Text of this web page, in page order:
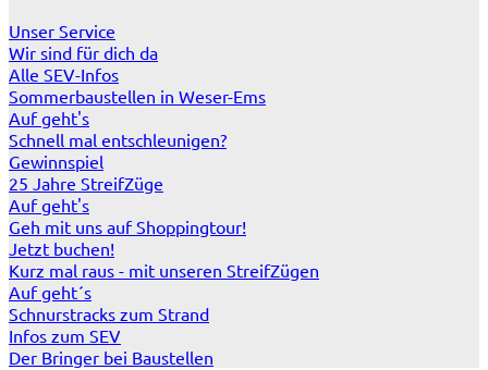
Unser Service
Wir sind für dich da
Alle SEV-Infos
Sommerbaustellen in Weser-Ems
Auf geht's
Schnell mal entschleunigen?
Gewinnspiel
25 Jahre StreifZüge
Auf geht's
Geh mit uns auf Shoppingtour!
Jetzt buchen!
Kurz mal raus - mit unseren StreifZügen
Auf geht´s
Schnurstracks zum Strand
Infos zum SEV
Der Bringer bei Baustellen